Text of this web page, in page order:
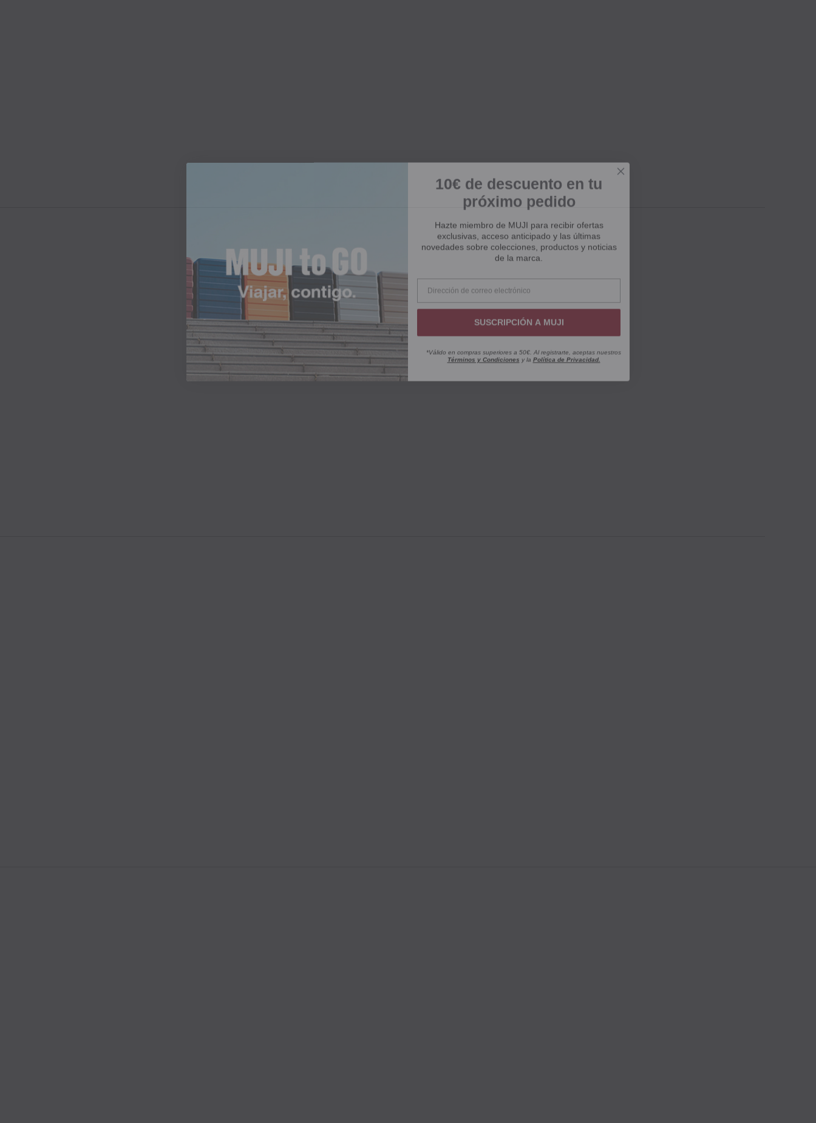
próximo pedido
Hazte miembro de MUJI para recibir ofertas
exclusivas, acceso anticipado y las últimas
novedades sobre colecciones, productos y noticias
de la marca.
SUSCRIPCIÓN A MUJI